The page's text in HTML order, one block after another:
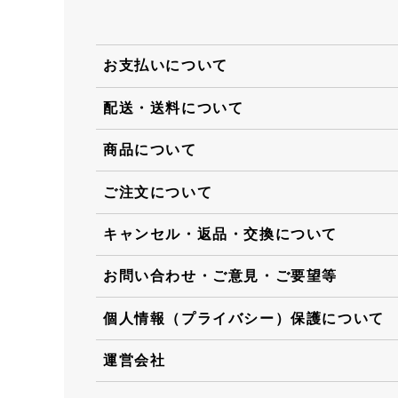
お支払いについて
配送・送料について
商品について
ご注文について
キャンセル・返品・交換について
お問い合わせ・ご意見・ご要望等
個人情報（プライバシー）保護について
運営会社